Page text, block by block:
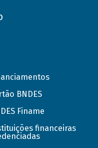
BNDES
Finame
financeiras